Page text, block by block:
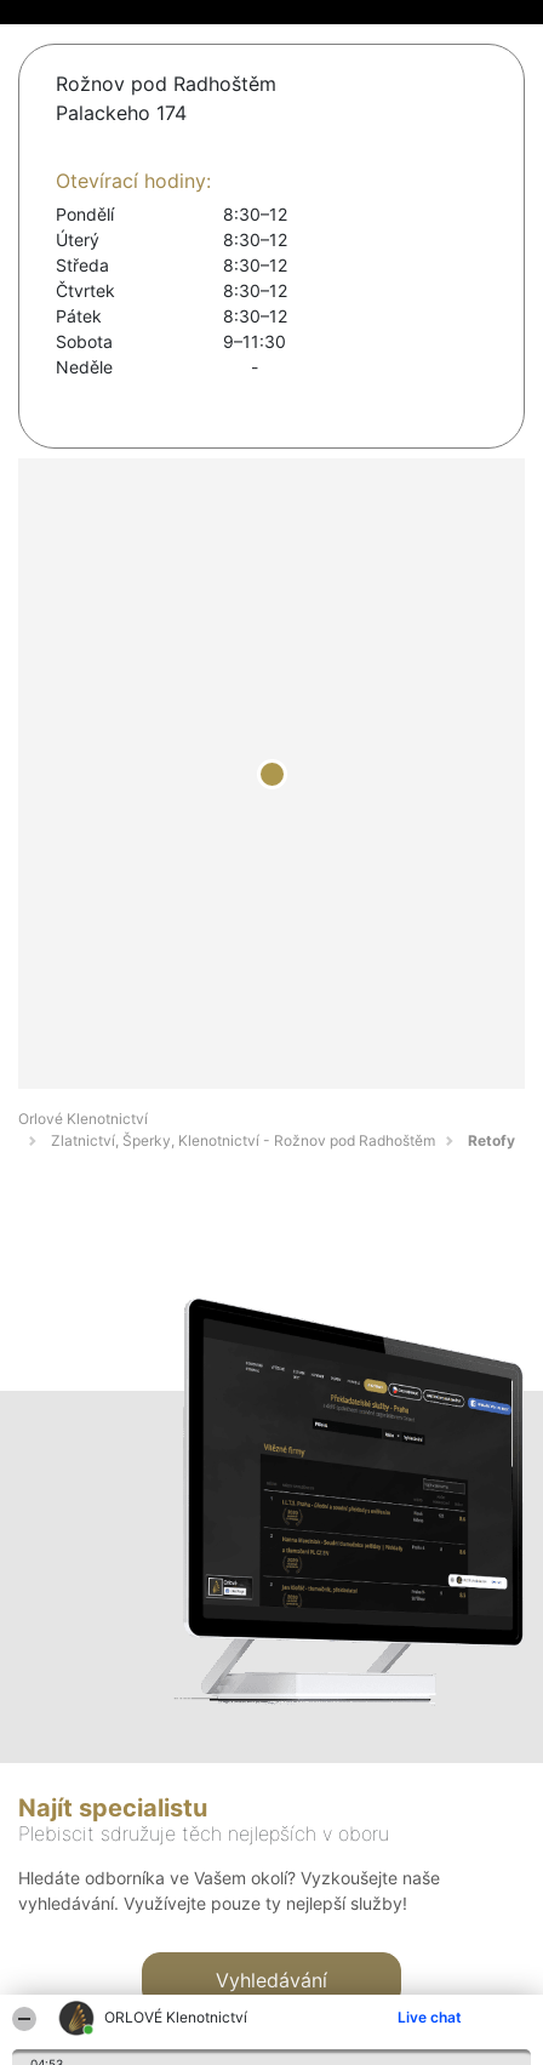
ORLOVÉ Klenotnictví Live chat
Rožnov pod Radhoštěm
Palackeho 174
Otevírací hodiny:
Pondělí
8:30–12
Úterý
8:30–12
Středa
8:30–12
Čtvrtek
8:30–12
Pátek
8:30–12
Sobota
9–11:30
Neděle
-
Orlové Klenotnictví
Zlatnictví, Šperky, Klenotnictví - Rožnov pod Radhoštěm
Retofy
Najít specialistu
Plebiscit sdružuje těch nejlepších v oboru
Hledáte odborníka ve Vašem okolí? Vyzkoušejte naše
vyhledávání. Využívejte pouze ty nejlepší služby!
Vyhledávání